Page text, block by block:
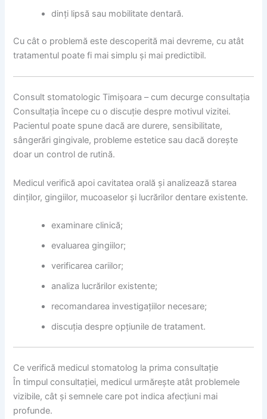
dinți lipsă sau mobilitate dentară.
Cu cât o problemă este descoperită mai devreme, cu atât
tratamentul poate fi mai simplu și mai predictibil.
Consult stomatologic Timișoara – cum decurge consultația
Consultația începe cu o discuție despre motivul vizitei.
Pacientul poate spune dacă are durere, sensibilitate,
sângerări gingivale, probleme estetice sau dacă dorește
doar un control de rutină.
Medicul verifică apoi cavitatea orală și analizează starea
dinților, gingiilor, mucoaselor și lucrărilor dentare existente.
examinare clinică;
evaluarea gingiilor;
verificarea cariilor;
analiza lucrărilor existente;
recomandarea investigațiilor necesare;
discuția despre opțiunile de tratament.
Ce verifică medicul stomatolog la prima consultație
În timpul consultației, medicul urmărește atât problemele
vizibile, cât și semnele care pot indica afecțiuni mai
profunde.